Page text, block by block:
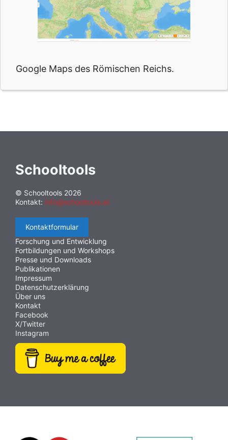
Google Maps des Römischen Reichs.
Schooltools
© Schooltools 2026
Kontakt: info@schooltools.at
Kontaktformular
Forschung und Entwicklung
Fortbildungen und Workshops
Presse und Downloads
Publikationen
Impressum
Datenschutzerklärung
Über uns
Kontakt
Facebook
X/Twitter
Instagram